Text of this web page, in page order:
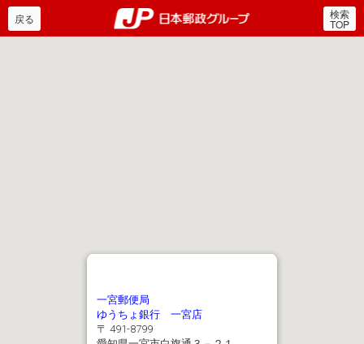
郵便局・日本郵政グルー
戻る 検索
TOP
一宮郵便局
ゆうちょ銀行 一宮店
〒 491-8799